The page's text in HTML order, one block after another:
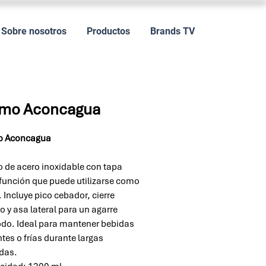
Sobre nosotros Productos Brands TV
Aconcagua
Aconcagua
de acero inoxidable con tapa
que puede utilizarse como
Incluye pico cebador, cierre
y asa lateral para un agarre
Ideal para mantener bebidas
o frías durante largas